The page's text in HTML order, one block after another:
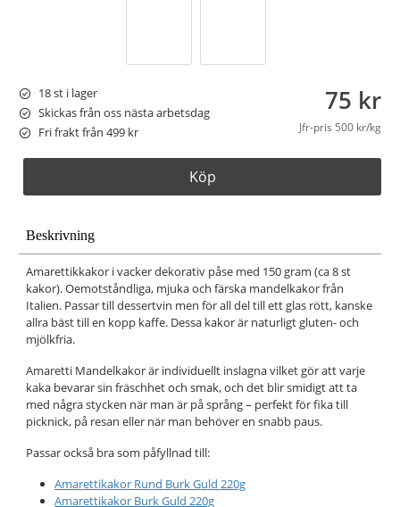
18 st i lager
Skickas från oss nästa arbetsdag
Fri frakt från 499 kr
75 kr
Jfr-pris 500 kr/kg
Köp
Beskrivning
Amarettikkakor i vacker dekorativ påse med 150 gram (ca 8 st
kakor). Oemotståndliga, mjuka och färska mandelkakor från
Italien. Passar till dessertvin men för all del till ett glas rött, kanske
allra bäst till en kopp kaffe. Dessa kakor är naturligt gluten- och
mjölkfria.
Amaretti Mandelkakor är individuellt inslagna vilket gör att varje
kaka bevarar sin fräschhet och smak, och det blir smidigt att ta
med några stycken när man är på språng – perfekt för fika till
picknick, på resan eller när man behöver en snabb paus.
Passar också bra som påfyllnad till:
Amarettikakor Rund Burk Guld 220g
Amarettikakor Burk Guld 220g